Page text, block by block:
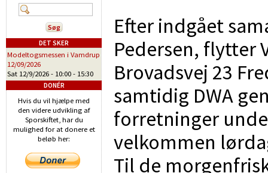
Efter indgået
Pedersen, flytter
Brovadsvej 23
samtidig DWA
forretninger
velkommen
Til de
DET SKER
Modeltogsmessen i Vamdrup
12/09/2026
Sat 12/9/2026 - 10:00 - 15:30
DONÉR
Hvis du vil hjælpe med
den videre udvikling af
Sporskiftet, har du
mulighed for at donere et
beløb her: